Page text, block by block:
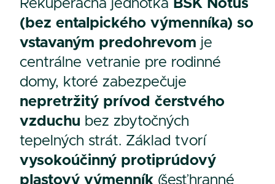
Rekuperačná jednotka BSK Notus
(bez entalpického výmenníka) so
vstavaným predohrevom je
centrálne vetranie pre rodinné
domy, ktoré zabezpečuje
nepretržitý prívod čerstvého
vzduchu bez zbytočných
tepelných strát. Základ tvorí
vysokoúčinný protiprúdový
plastový výmenník (šesťhranné